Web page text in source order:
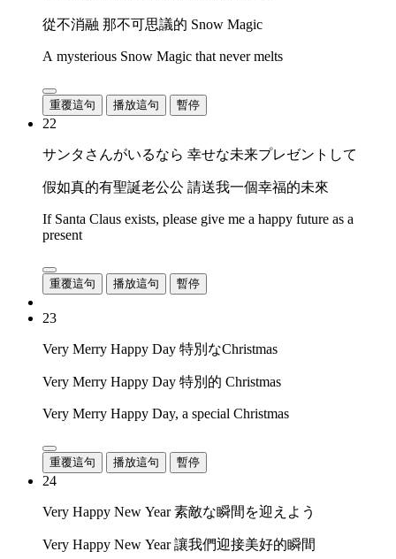
從不消融 那不可思議的 Snow Magic
A mysterious Snow Magic that never melts
重覆這句 播放這句 暫停
22
サンタさんがいるなら 幸せな未来プレゼントして
假如真的有聖誕老公公 請送我一個幸福的未來
If Santa Claus exists, please give me a happy future as a
present
重覆這句 播放這句 暫停
23
Very Merry Happy Day 特別なChristmas
Very Merry Happy Day 特別的 Christmas
Very Merry Happy Day, a special Christmas
重覆這句 播放這句 暫停
24
Very Happy New Year 素敵な瞬間を迎えよう
Very Happy New Year 讓我們迎接美好的瞬間